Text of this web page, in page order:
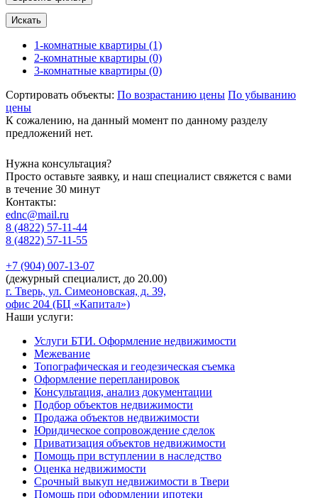
1-комнатные квартиры (1)
2-комнатные квартиры (0)
3-комнатные квартиры (0)
Сортировать объекты: По возрастанию цены По убыванию
цены
К сожалению, на данный момент по данному разделу
предложений нет.
Нужна консультация?
Просто оставьте заявку, и наш специалист свяжется с вами
в течение 30 минут
Контакты:
ednc@mail.ru
8 (4822) 57-11-44
8 (4822) 57-11-55
+7 (904) 007-13-07
(дежурный специалист, до 20.00)
г. Тверь, ул. Симеоновская, д. 39,
офис 204 (БЦ «Капитал»)
Наши услуги:
Услуги БТИ. Оформление недвижимости
Межевание
Топографическая и геодезическая съемка
Оформление перепланировок
Консультация, анализ документации
Подбор объектов недвижимости
Продажа объектов недвижимости
Юридическое сопровождение сделок
Приватизация объектов недвижимости
Помощь при вступлении в наследство
Оценка недвижимости
Срочный выкуп недвижимости в Твери
Помощь при оформлении ипотеки